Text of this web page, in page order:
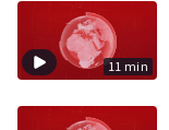
11 min